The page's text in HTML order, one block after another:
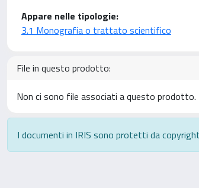
Appare nelle tipologie:
3.1 Monografia o trattato scientifico
File in questo prodotto:
Non ci sono file associati a questo prodotto.
I documenti in IRIS sono protetti da